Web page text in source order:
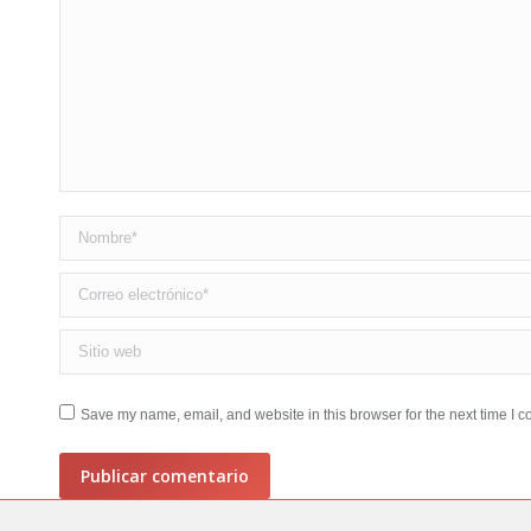
Nombre *
Correo electrónico *
Sitio web
Save my name, email, and website in this browser for the next time I
Publicar comentario